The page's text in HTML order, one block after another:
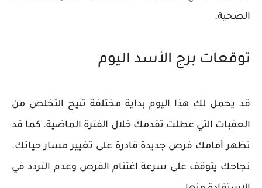
الصحية.
توقعات برج الأسد اليوم
قد يحمل لك هذا اليوم بداية مختلفة تتيح التخلص من
العقبات التي عطلت تقدمك خلال الفترة الماضية. كما قد
تظهر أمامك فرص جديدة قادرة على تغيير مسار حياتك.
نجاحك يتوقف على سرعة اغتنام الفرص وعدم التردد في